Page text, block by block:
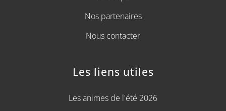
Nos partenaires
Nous contacter
Les liens utiles
Les animes de l'été 2026